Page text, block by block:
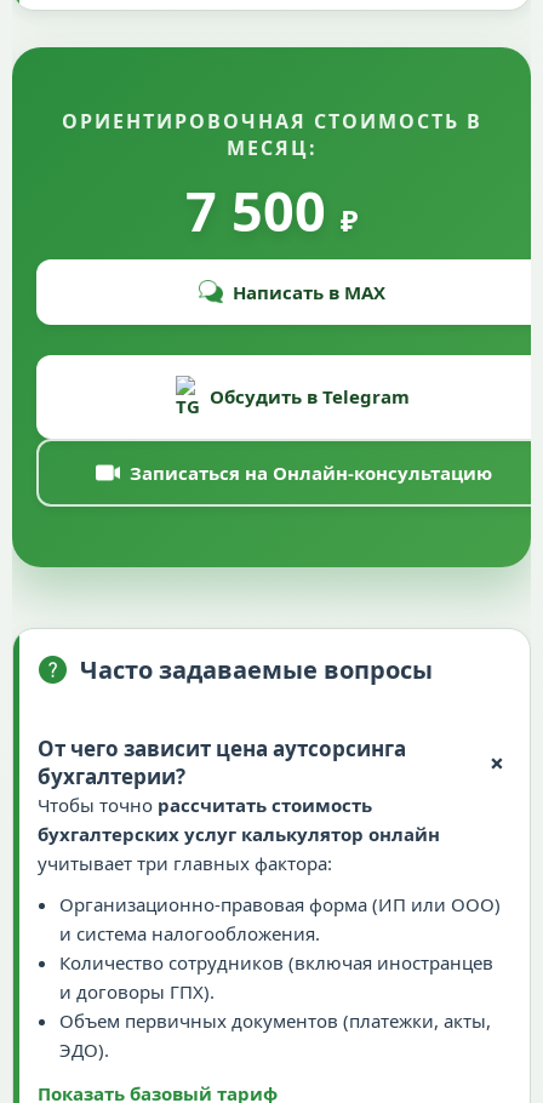
ОРИЕНТИРОВОЧНАЯ СТОИМОСТЬ В
МЕСЯЦ:
7 500 ₽
Написать в MAX
Обсудить в Telegram
Записаться на Онлайн-консультацию
Часто задаваемые вопросы
От чего зависит цена аутсорсинга
бухгалтерии?
+
Чтобы точно рассчитать стоимость
бухгалтерских услуг калькулятор онлайн
учитывает три главных фактора:
Организационно-правовая форма (ИП или ООО)
и система налогообложения.
Количество сотрудников (включая иностранцев
и договоры ГПХ).
Объем первичных документов (платежки, акты,
ЭДО).
Показать базовый тариф